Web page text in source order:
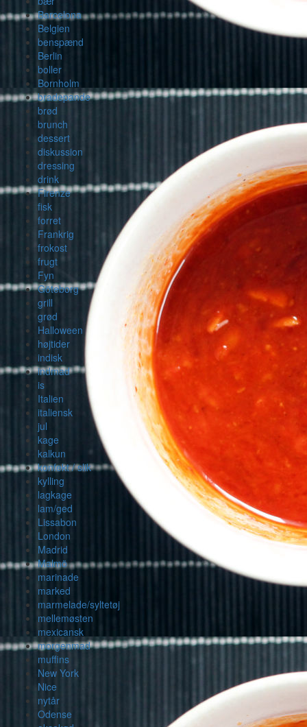
Barcelona
Belgien
benspænd
Berlin
boller
Bornholm
bradepande
brød
brunch
dessert
diskussion
dressing
drink
Firenze
fisk
forret
Frankrig
frokost
frugt
Fyn
Göteborg
grill
grød
Halloween
højtider
indisk
indmad
is
Italien
italiensk
jul
kage
kalkun
konfekt / slik
kylling
lagkage
lam/ged
Lissabon
London
Madrid
Malmö
marinade
marked
marmelade/syltetøj
mellemøsten
mexicansk
morgenmad
muffins
New York
Nice
nytår
Odense